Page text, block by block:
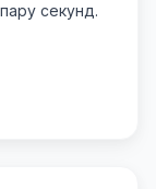
секунд.